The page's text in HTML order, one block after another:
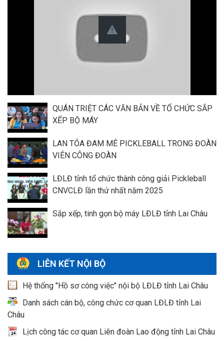
QUÁN TRIỆT CÁC VĂN BẢN VỀ TỔ CHỨC SẮP
XẾP BỘ MÁY
LAN TỎA ĐAM MÊ PICKLEBALL TRONG ĐOÀN
VIÊN CÔNG ĐOÀN
LĐLĐ tỉnh tổ chức thành công giải Pickleball
CNVCLĐ lần thứ nhất năm 2025
Sắp xếp, tinh gọn bộ máy LĐLĐ tỉnh Lai Châu
LIÊN KẾT NỘI BỘ
Hệ thống "Hồ sơ công việc" nội bộ LĐLĐ tỉnh Lai Châu
Danh sách cán bộ, công chức cơ quan LĐLĐ tỉnh Lai
Châu
Lịch công tác cơ quan Liên đoàn Lao động tỉnh Lai Châu